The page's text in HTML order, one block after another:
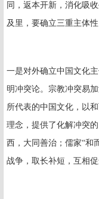
同，返本开新，消化吸
及里，要确立三重主体性
一是对外确立中国文化
明冲突论。宗教冲突易
所代表的中国文化，以
理念，提供了化解冲突
西，大同善治；儒家“和
战争，取长补短，互相